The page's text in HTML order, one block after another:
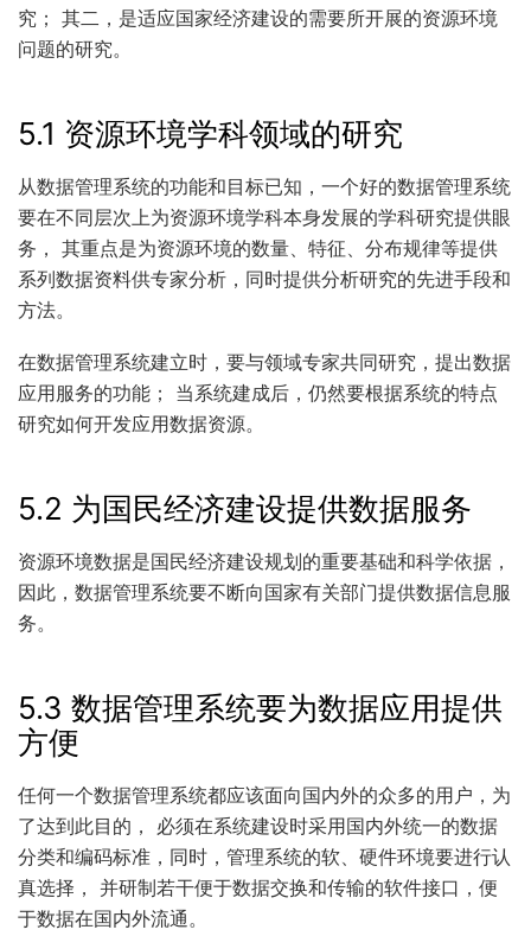
究； 其二，是适应国家经济建设的需要所开展的资源环境
问题的研究。
5.1 资源环境学科领域的研究
从数据管理系统的功能和目标已知，一个好的数据管理系统
要在不同层次上为资源环境学科本身发展的学科研究提供眼
务， 其重点是为资源环境的数量、特征、分布规律等提供
系列数据资料供专家分析，同时提供分析研究的先进手段和
方法。
在数据管理系统建立时，要与领域专家共同研究，提出数据
应用服务的功能； 当系统建成后，仍然要根据系统的特点
研究如何开发应用数据资源。
5.2 为国民经济建设提供数据服务
资源环境数据是国民经济建设规划的重要基础和科学依据，
因此，数据管理系统要不断向国家有关部门提供数据信息服
务。
5.3 数据管理系统要为数据应用提供
方便
任何一个数据管理系统都应该面向国内外的众多的用户，为
了达到此目的， 必须在系统建设时采用国内外统一的数据
分类和编码标准，同时，管理系统的软、硬件环境要进行认
真选择， 并研制若干便于数据交换和传输的软件接口，便
于数据在国内外流通。